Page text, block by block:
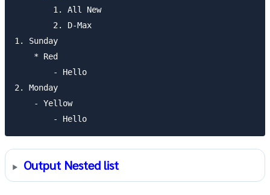
        1. All New
        2. D-Max
1. Sunday
    * Red
        - Hello
2. Monday
    - Yellow
Output Nested list